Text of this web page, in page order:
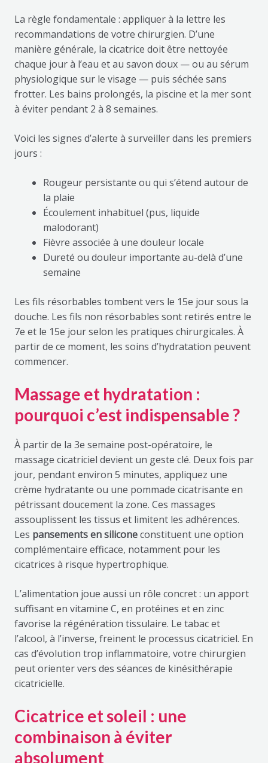
La règle fondamentale : appliquer à la lettre les
recommandations de votre chirurgien. D’une
manière générale, la cicatrice doit être nettoyée
chaque jour à l’eau et au savon doux — ou au sérum
physiologique sur le visage — puis séchée sans
frotter. Les bains prolongés, la piscine et la mer sont
à éviter pendant 2 à 8 semaines.
Voici les signes d’alerte à surveiller dans les premiers
jours :
Rougeur persistante ou qui s’étend autour de
la plaie
Écoulement inhabituel (pus, liquide
malodorant)
Fièvre associée à une douleur locale
Dureté ou douleur importante au-delà d’une
semaine
Les fils résorbables tombent vers le 15e jour sous la
douche. Les fils non résorbables sont retirés entre le
7e et le 15e jour selon les pratiques chirurgicales. À
partir de ce moment, les soins d’hydratation peuvent
commencer.
Massage et hydratation :
pourquoi c’est indispensable ?
À partir de la 3e semaine post-opératoire, le
massage cicatriciel devient un geste clé. Deux fois par
jour, pendant environ 5 minutes, appliquez une
crème hydratante ou une pommade cicatrisante en
pétrissant doucement la zone. Ces massages
assouplissent les tissus et limitent les adhérences.
Les pansements en siliconeconstituent une option
complémentaire efficace, notamment pour les
cicatrices à risque hypertrophique.
L’alimentation joue aussi un rôle concret : un apport
suffisant en vitamine C, en protéines et en zinc
favorise la régénération tissulaire. Le tabac et
l’alcool, à l’inverse, freinent le processus cicatriciel. En
cas d’évolution trop inflammatoire, votre chirurgien
peut orienter vers des séances de kinésithérapie
cicatricielle.
Cicatrice et soleil : une
combinaison à éviter
absolument